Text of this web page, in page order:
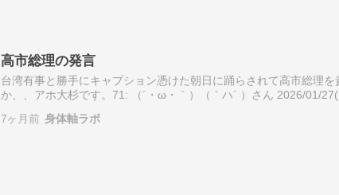
高市総理の発言
台湾有事と勝手にキャプション憑けた朝日に踊らされて高市総理
か、、アホ大杉です。71: （´・ω・｀）（｀ハ´ ）さん 2026/01/
7ヶ月前 身体軸ラボ